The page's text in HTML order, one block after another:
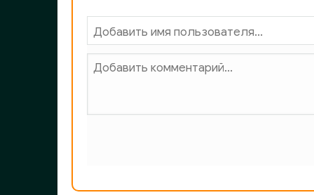
040_Ken_Follet_Molot_Edema_
041_Ken_Follet_Molot_Edema_
043_Ken_Follet_Molot_Edema_